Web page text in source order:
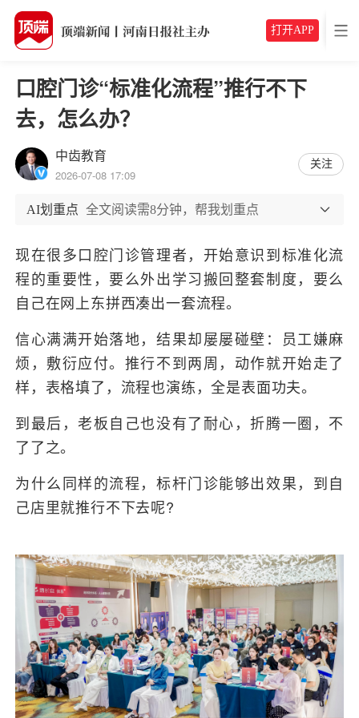
打开APP
口腔门诊“标准化流程”推行不下
去，怎么办？
中齿教育
2026-07-08 17:09
关注
AI划重点 全文阅读需8分钟，帮我划重点
现在很多口腔门诊管理者，开始意识到标准化流
程的重要性，要么外出学习搬回整套制度，要么
自己在网上东拼西凑出一套流程。
信心满满开始落地，结果却屡屡碰壁：员工嫌麻
烦，敷衍应付。推行不到两周，动作就开始走了
样，表格填了，流程也演练，全是表面功夫。
到最后，老板自己也没有了耐心，折腾一圈，不
了了之。
为什么同样的流程，标杆门诊能够出效果，到自
己店里就推行不下去呢?